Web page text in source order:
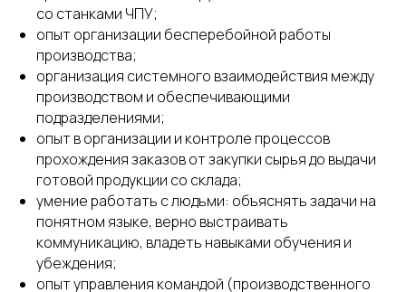
со станками ЧПУ;
опыт организации бесперебойной работы
производства;
организация системного взаимодействия между
производством и обеспечивающими
подразделениями;
опыт в организации и контроле процессов
прохождения заказов от закупки сырья до выдачи
готовой продукции со склада;
умение работать с людьми: объяснять задачи на
понятном языке, верно выстраивать
коммуникацию, владеть навыками обучения и
убеждения;
опыт управления командой (производственного